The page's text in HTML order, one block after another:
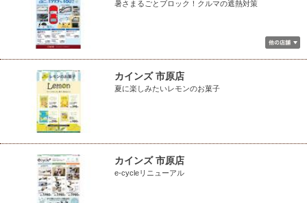
暑さまるごとブロック！クルマの遮熱対策
カインズ 市原店
夏に楽しみたいレモンのお菓子
カインズ 市原店
e-cycleリニューアル